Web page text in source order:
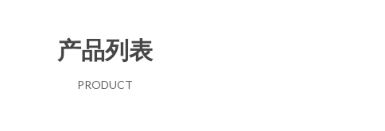
产品列表
PRODUCT